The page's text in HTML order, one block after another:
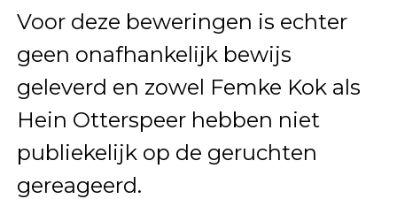
Voor deze beweringen is echter
geen onafhankelijk bewijs
geleverd en zowel Femke Kok als
Hein Otterspeer hebben niet
publiekelijk op de geruchten
gereageerd.